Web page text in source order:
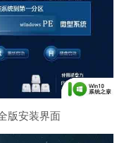
版安装界面